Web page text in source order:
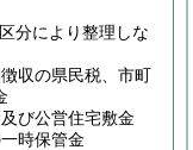
分により整理しな
収の県民税、市町
び公営住宅敷金
時保管金